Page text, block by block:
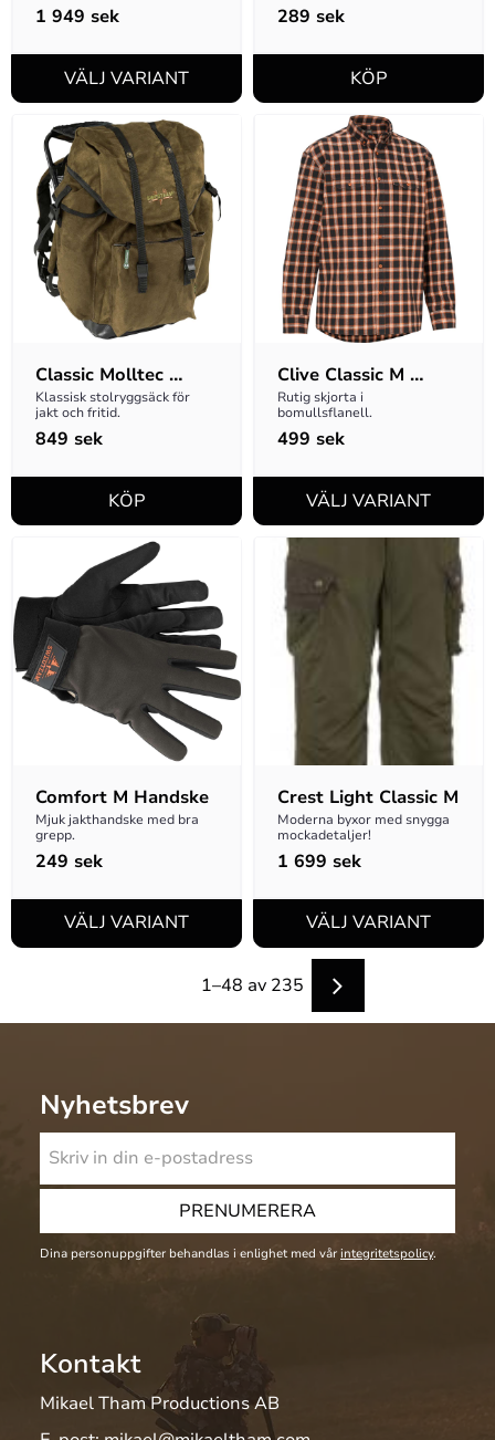
1 949 sek 289 sek
Classic Molltec
Ryggsäck
Klassisk stolryggsäck för
jakt och fritid.
849 sek
Clive Classic M
Skjorta
Rutig skjorta i
bomullsflanell.
499 sek
Comfort M Handske
Mjuk jakthandske med bra
grepp.
249 sek
Crest Light Classic M
Moderna byxor med snygga
mockadetaljer!
1 699 sek
1–48 av 235
Nyhetsbrev
PRENUMERERA
Dina personuppgifter behandlas i enlighet med vår integritetspolicy.
Kontakt
Mikael Tham Productions AB